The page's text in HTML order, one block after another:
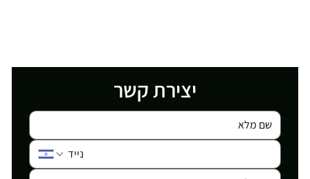
יצירת קשר